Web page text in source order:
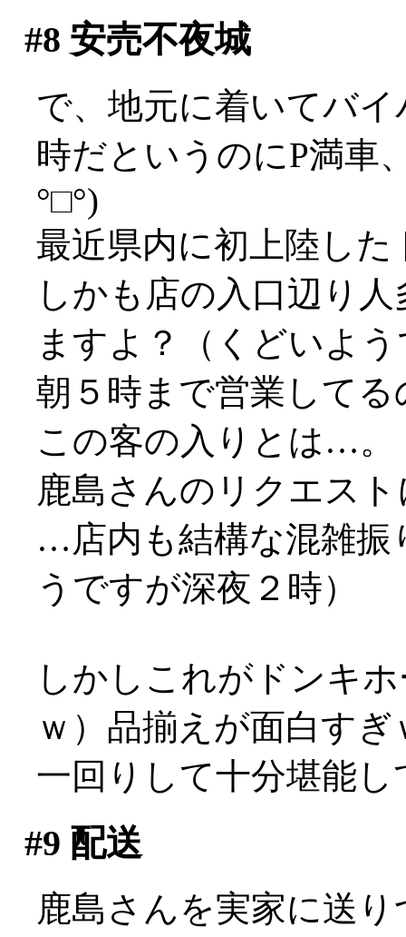
#8 安売不夜城
で、地元に着いてバ
時だというのにP満車
°□°)
最近県内に初上陸し
しかも店の入口辺り
ますよ？（くどいよ
朝５時まで営業して
この客の入りとは…。
鹿島さんのリクエス
…店内も結構な混雑
うですが深夜２時）
しかしこれがドンキ
ｗ）品揃えが面白すぎ
一回りして十分堪能
#9 配送
鹿島さんを実家に送